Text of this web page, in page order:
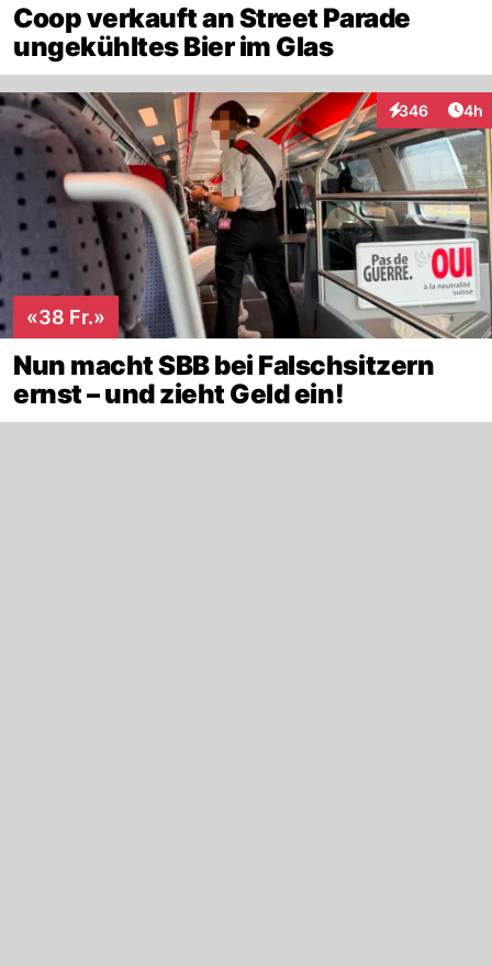
Coop verkauft an Street Parade
ungekühltes Bier im Glas
346
Interaktionen
4h
«38 Fr.»
Nun macht SBB bei Falschsitzern
ernst – und zieht Geld ein!